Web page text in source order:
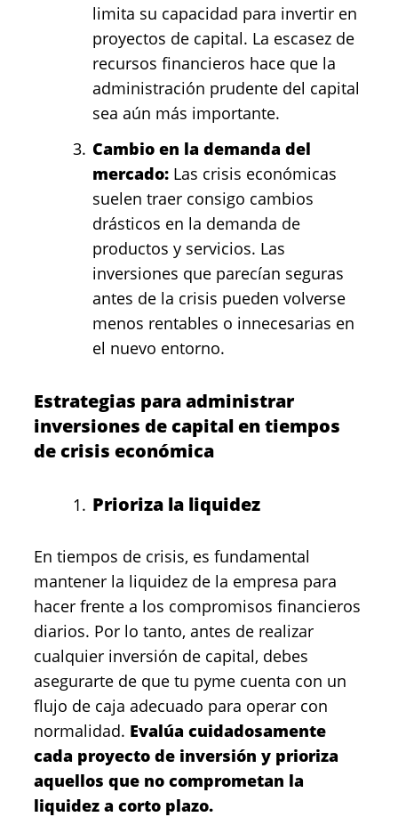
limita su capacidad para invertir en
proyectos de capital. La escasez de
recursos financieros hace que la
administración prudente del capital
sea aún más importante.
Cambio en la demanda del
mercado: Las crisis económicas
suelen traer consigo cambios
drásticos en la demanda de
productos y servicios. Las
inversiones que parecían seguras
antes de la crisis pueden volverse
menos rentables o innecesarias en
el nuevo entorno.
Estrategias para administrar
inversiones de capital en tiempos
de crisis económica
Prioriza la liquidez
En tiempos de crisis, es fundamental
mantener la liquidez de la empresa para
hacer frente a los compromisos financieros
diarios. Por lo tanto, antes de realizar
cualquier inversión de capital, debes
asegurarte de que tu pyme cuenta con un
flujo de caja adecuado para operar con
normalidad. Evalúa cuidadosamente
cada proyecto de inversión y prioriza
aquellos que no comprometan la
liquidez a corto plazo.